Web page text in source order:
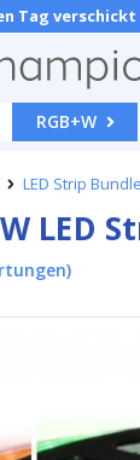
Tag verschickt
RGB+W
LED Strip
LED
)